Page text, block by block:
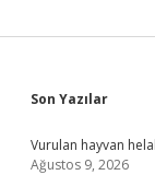
Son Yazılar
Vurulan hayvan
Ağustos 9, 2026